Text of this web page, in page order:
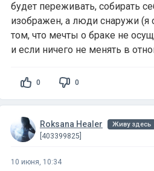
будет переживать, собирать
изображен, а люди снаружи (я
том, что мечты о браке не
и если ничего не менять в
0 0
Roksana Healer Живу здесь
[403399825]
10 июня, 10:34